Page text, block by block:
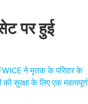
पर हुई
ने मृतक के परिवार के
सुरक्षा के लिए एक महत्वपूर्ण